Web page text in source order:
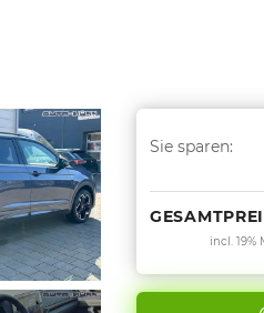
Sie sparen:
incl.